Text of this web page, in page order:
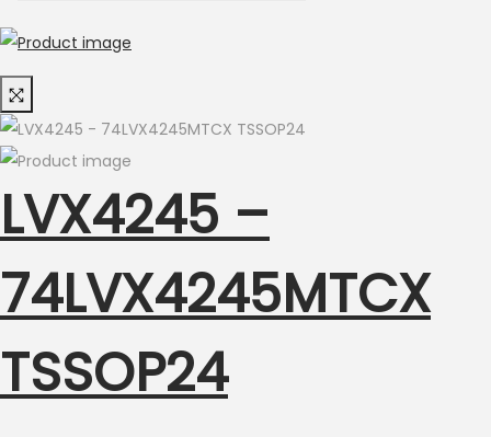
LVX4245 –
74LVX4245MTCX
TSSOP24